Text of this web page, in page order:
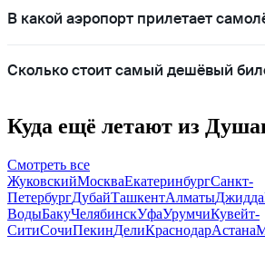
В какой аэропорт прилетает
Сколько стоит самый дешёвый
Куда ещё летают из
Смотреть все
ЖуковскийМоскваЕкатеринбургСанкт-
ПетербургДубайТашкентАлматыДжидда
ВодыБакуЧелябинскУфаУрумчиКувейт-
СитиСочиПекинДелиКраснодарАстана